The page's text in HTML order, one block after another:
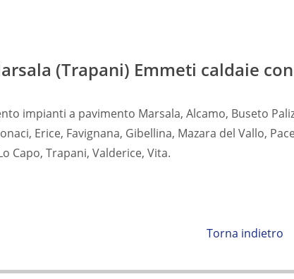
(Trapani) Emmeti caldaie
impianti a pavimento Marsala, Alcamo, Buseto
Erice, Favignana, Gibellina, Mazara del Vallo,
Capo, Trapani, Valderice, Vita.
Torna indietro